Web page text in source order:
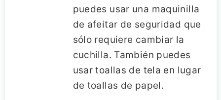
puedes usar una maquinilla
de afeitar de seguridad que
sólo requiere cambiar la
cuchilla. También puedes
usar toallas de tela en lugar
de toallas de papel.